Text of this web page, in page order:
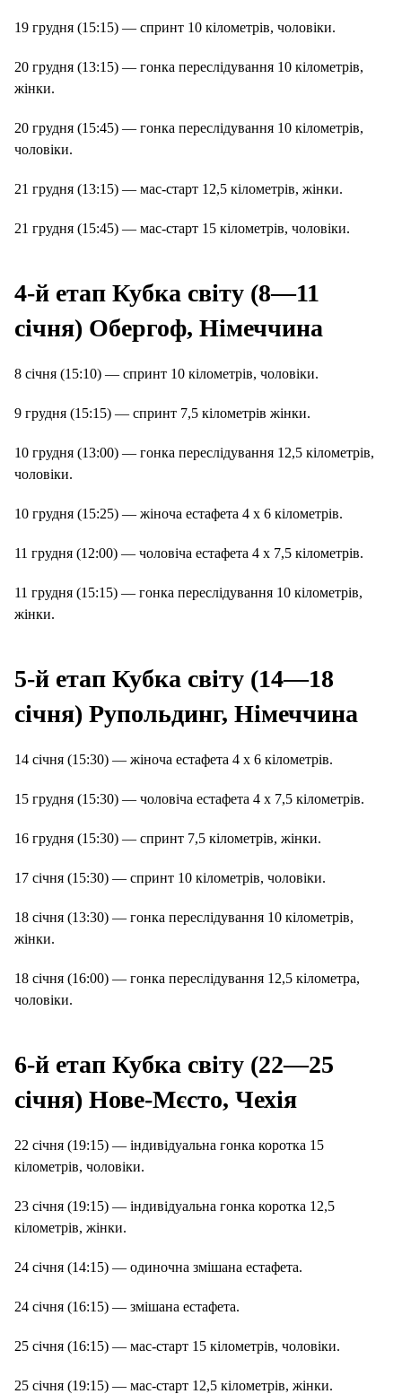
19 грудня (15:15) — спринт 10 кілометрів, чоловіки.
20 грудня (13:15) — гонка переслідування 10 кілометрів,
жінки.
20 грудня (15:45) — гонка переслідування 10 кілометрів,
чоловіки.
21 грудня (13:15) — мас-старт 12,5 кілометрів, жінки.
21 грудня (15:45) — мас-старт 15 кілометрів, чоловіки.
4-й етап Кубка світу (8—11
січня) Обергоф, Німеччина
8 січня (15:10) — спринт 10 кілометрів, чоловіки.
9 грудня (15:15) — спринт 7,5 кілометрів жінки.
10 грудня (13:00) — гонка переслідування 12,5 кілометрів,
чоловіки.
10 грудня (15:25) — жіноча естафета 4 х 6 кілометрів.
11 грудня (12:00) — чоловіча естафета 4 х 7,5 кілометрів.
11 грудня (15:15) — гонка переслідування 10 кілометрів,
жінки.
5-й етап Кубка світу (14—18
січня) Рупольдинг, Німеччина
14 січня (15:30) — жіноча естафета 4 х 6 кілометрів.
15 грудня (15:30) — чоловіча естафета 4 х 7,5 кілометрів.
16 грудня (15:30) — спринт 7,5 кілометрів, жінки.
17 січня (15:30) — спринт 10 кілометрів, чоловіки.
18 січня (13:30) — гонка переслідування 10 кілометрів,
жінки.
18 січня (16:00) — гонка переслідування 12,5 кілометра,
чоловіки.
6-й етап Кубка світу (22—25
січня) Нове-Мєсто, Чехія
22 січня (19:15) — індивідуальна гонка коротка 15
кілометрів, чоловіки.
23 січня (19:15) — індивідуальна гонка коротка 12,5
кілометрів, жінки.
24 січня (14:15) — одиночна змішана естафета.
24 січня (16:15) — змішана естафета.
25 січня (16:15) — мас-старт 15 кілометрів, чоловіки.
25 січня (19:15) — мас-старт 12,5 кілометрів, жінки.